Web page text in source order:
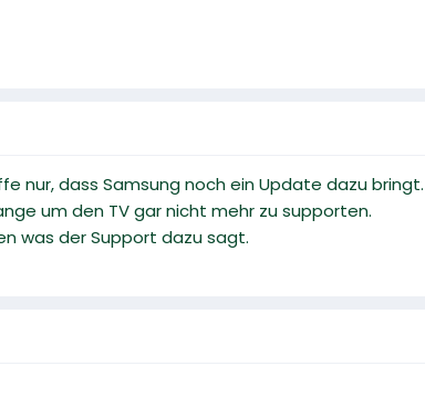
nur, dass Samsung noch ein Update dazu
um den TV gar nicht mehr zu supporten.
was der Support dazu sagt.